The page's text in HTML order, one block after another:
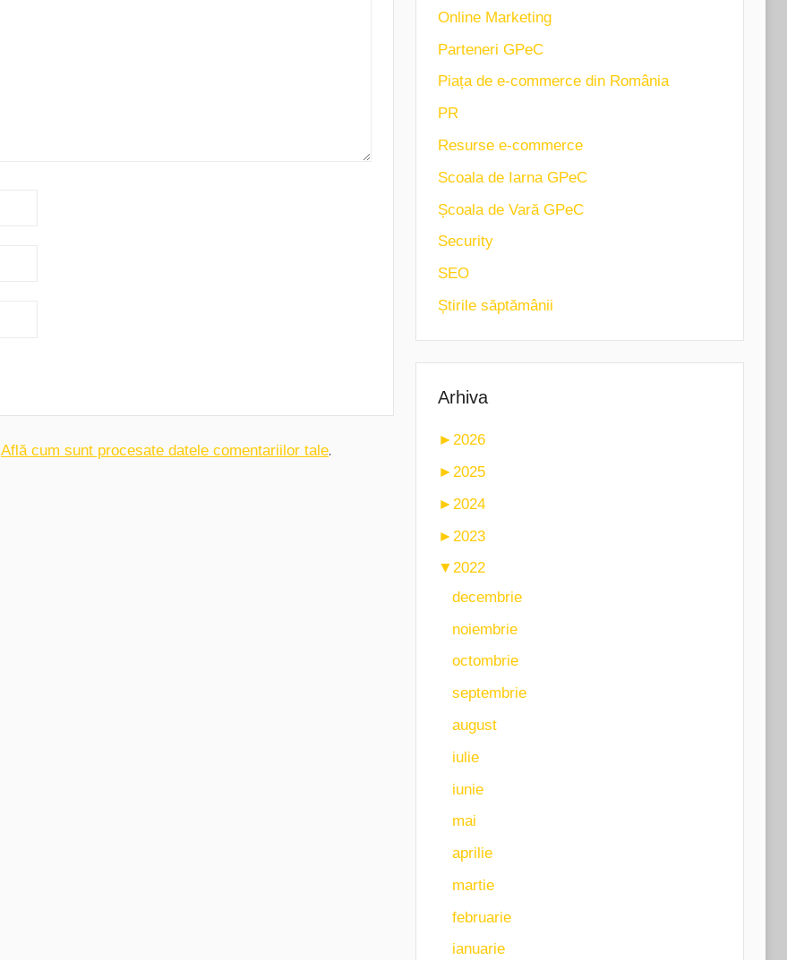
Află cum sunt procesate datele comentariilor tale.
Online Marketing
Parteneri GPeC
Piața de e-commerce din România
PR
Resurse e-commerce
Scoala de Iarna GPeC
Școala de Vară GPeC
Security
SEO
Știrile săptămânii
Arhiva
► 2026
► 2025
► 2024
► 2023
▼2022
decembrie
noiembrie
octombrie
septembrie
august
iulie
iunie
mai
aprilie
martie
februarie
ianuarie